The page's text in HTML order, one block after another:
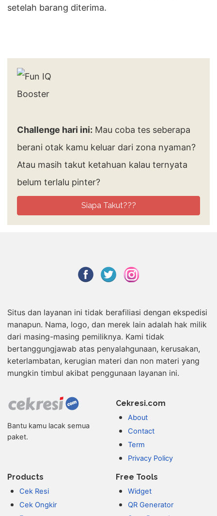
setelah barang diterima.
Challenge hari ini: Mau coba tes seberapa
berani otak kamu keluar dari zona nyaman?
Atau masih takut ketahuan kalau ternyata
belum terlalu pinter?
Siapa Takut???
Situs dan layanan ini tidak berafiliasi dengan ekspedisi
manapun. Nama, logo, dan merek lain adalah hak milik
dari masing-masing pemiliknya. Kami tidak
bertanggungjawab atas penyalahgunaan, kerusakan,
keterlambatan, kerugian materi dan non materi yang
mungkin timbul akibat penggunaan layanan ini.
Bantu kamu lacak semua
paket.
Cekresi.com
About
Contact
Term
Privacy Policy
Products
Cek Resi
Cek Ongkir
Free Tools
Widget
QR Generator